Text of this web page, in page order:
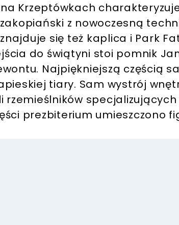
Krzeptówkach
z nowoczesną
się też kaplica i Park
do świątyni stoi pomnik
Najpiękniejszą częścią
tiary. Sam wystrój
rzemieślników
prezbiterium umieszczono